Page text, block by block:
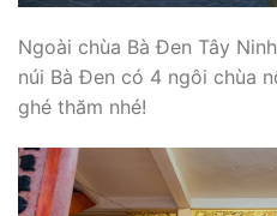
Ngoài chùa Bà Đen Tây
núi Bà Đen có 4 ngôi chùa
ghé thăm nhé!